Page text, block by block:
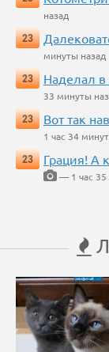
назад
23
минуты назад
23
Наделал в
33 минуты
23
Вот так
1 час 34
23
Грация! А
— 1 час 35